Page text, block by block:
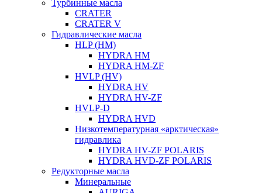
Турбинные масла
CRATER
CRATER V
Гидравлические масла
HLP (HM)
HYDRA HM
HYDRA HM-ZF
HVLP (HV)
HYDRA HV
HYDRA HV-ZF
HVLP-D
HYDRA HVD
Низкотемпературная «арктическая»
гидравлика
HYDRA HV-ZF POLARIS
HYDRA HVD-ZF POLARIS
Редукторные масла
Минеральные